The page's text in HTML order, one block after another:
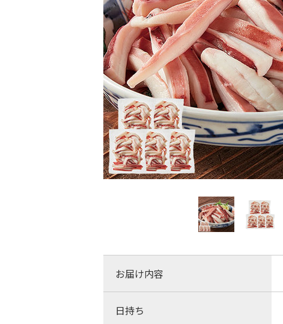
お届け内容
日持ち